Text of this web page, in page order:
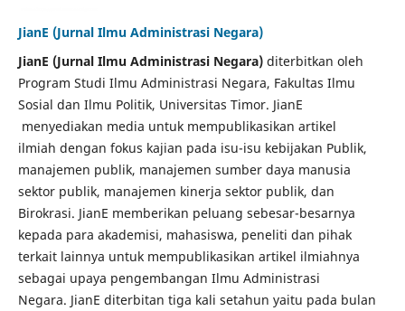
JianE (Jurnal Ilmu Administrasi Negara)
JianE (Jurnal Ilmu Administrasi Negara)diterbitkan oleh
Program Studi Ilmu Administrasi Negara, Fakultas Ilmu
Sosial dan Ilmu Politik, Universitas Timor. JianE
menyediakan media untuk mempublikasikan artikel
ilmiah dengan fokus kajian pada isu-isu kebijakan Publik,
manajemen publik, manajemen sumber daya manusia
sektor publik, manajemen kinerja sektor publik, dan
Birokrasi. JianE memberikan peluang sebesar-besarnya
kepada para akademisi, mahasiswa, peneliti dan pihak
terkait lainnya untuk mempublikasikan artikel ilmiahnya
sebagai upaya pengembangan Ilmu Administrasi
Negara. JianE diterbitan tiga kali setahun yaitu pada bulan